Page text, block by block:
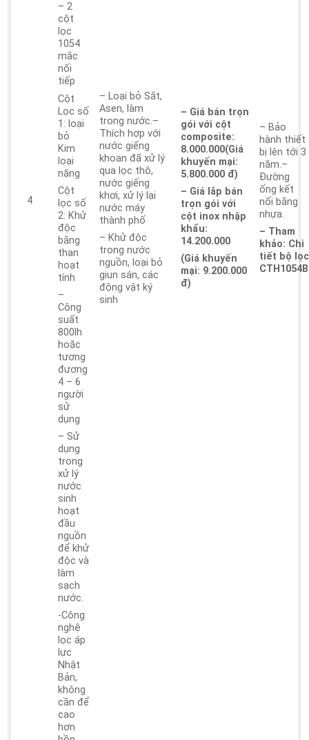
4
– 2
cột
lọc
1054
mắc
nối
tiếp
Cột
Lọc số
1: loại
bỏ
Kim
loại
nặng
Cột
lọc số
2: Khử
độc
bằng
than
hoạt
tính
–
Công
suất
800lh
hoặc
tương
đương
4 – 6
người
sử
dụng
– Sử
dụng
trong
xử lý
nước
sinh
hoạt
đầu
nguồn
để khử
độc và
làm
sạch
nước.
-Công
nghệ
lọc áp
lực
Nhật
Bản,
không
cần để
cao
hơn
– Loại bỏ Sắt,
Asen, làm
trong nước.–
Thích hợp với
nước giếng
khoan đã xử lý
qua lọc thô,
nước giếng
khơi, xử lý lại
nước máy
thành phố
– Khử độc
trong nước
nguồn, loại bỏ
giun sán, các
động vật ký
sinh
– Giá bán trọn
gói với cột
composite:
8.000.000(Giá
khuyến mại:
5.800.000 đ)
– Giá lắp bán
trọn gói với
cột inox nhập
khẩu:
14.200.000
(Giá khuyến
mại: 9.200.000
đ)
– Bảo
hành thiết
bị lên tới 3
năm.–
Đường
ống kết
nối bằng
nhựa.
– Tham
khảo: Chi
tiết bộ lọc
CTH1054B